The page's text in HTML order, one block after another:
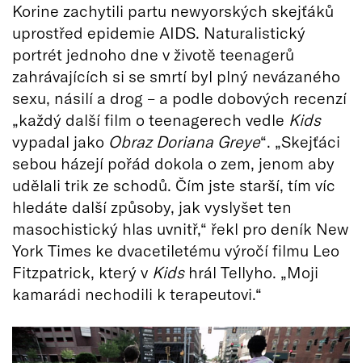
Korine zachytili partu newyorských skejťáků
uprostřed epidemie AIDS. Naturalistický
portrét jednoho dne v životě teenagerů
zahrávajících si se smrtí byl plný nevázaného
sexu, násilí a drog – a podle dobových recenzí
„každý další film o teenagerech vedle Kids
vypadal jako Obraz Doriana Greye“. „Skejťáci
sebou házejí pořád dokola o zem, jenom aby
udělali trik ze schodů. Čím jste starší, tím víc
hledáte další způsoby, jak vyslyšet ten
masochistický hlas uvnitř,“ řekl pro deník New
York Times ke dvacetiletému výročí filmu Leo
Fitzpatrick, který v Kidshrál Tellyho. „Moji
kamarádi nechodili k terapeutovi.“